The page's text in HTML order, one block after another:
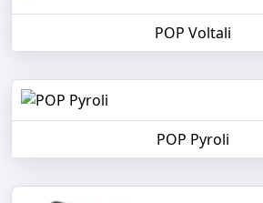
POP Voltali
POP Pyroli